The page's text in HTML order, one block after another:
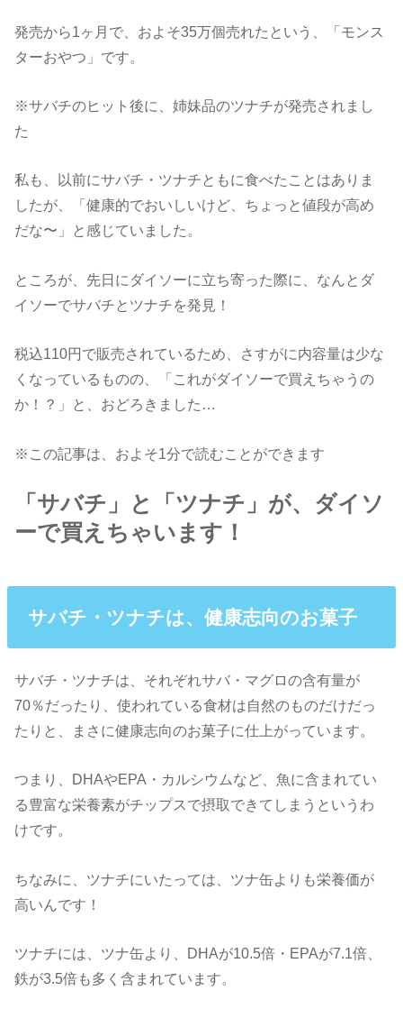
発売から1ヶ月で、およそ35万個売れたという、「モンス
ターおやつ」です。
※サバチのヒット後に、姉妹品のツナチが発売されまし
た
私も、以前にサバチ・ツナチともに食べたことはありま
したが、「健康的でおいしいけど、ちょっと値段が高め
だな〜」と感じていました。
ところが、先日にダイソーに立ち寄った際に、なんとダ
イソーでサバチとツナチを発見！
税込110円で販売されているため、さすがに内容量は少な
くなっているものの、「これがダイソーで買えちゃうの
か！？」と、おどろきました…
※この記事は、およそ1分で読むことができます
「サバチ」と「ツナチ」が、ダイソ
ーで買えちゃいます！
サバチ・ツナチは、健康志向のお菓子
サバチ・ツナチは、それぞれサバ・マグロの含有量が
70％だったり、使われている食材は自然のものだけだっ
たりと、まさに健康志向のお菓子に仕上がっています。
つまり、DHAやEPA・カルシウムなど、魚に含まれてい
る豊富な栄養素がチップスで摂取できてしまうというわ
けです。
ちなみに、ツナチにいたっては、ツナ缶よりも栄養価が
高いんです！
ツナチには、ツナ缶より、DHAが10.5倍・EPAが7.1倍、
鉄が3.5倍も多く含まれています。